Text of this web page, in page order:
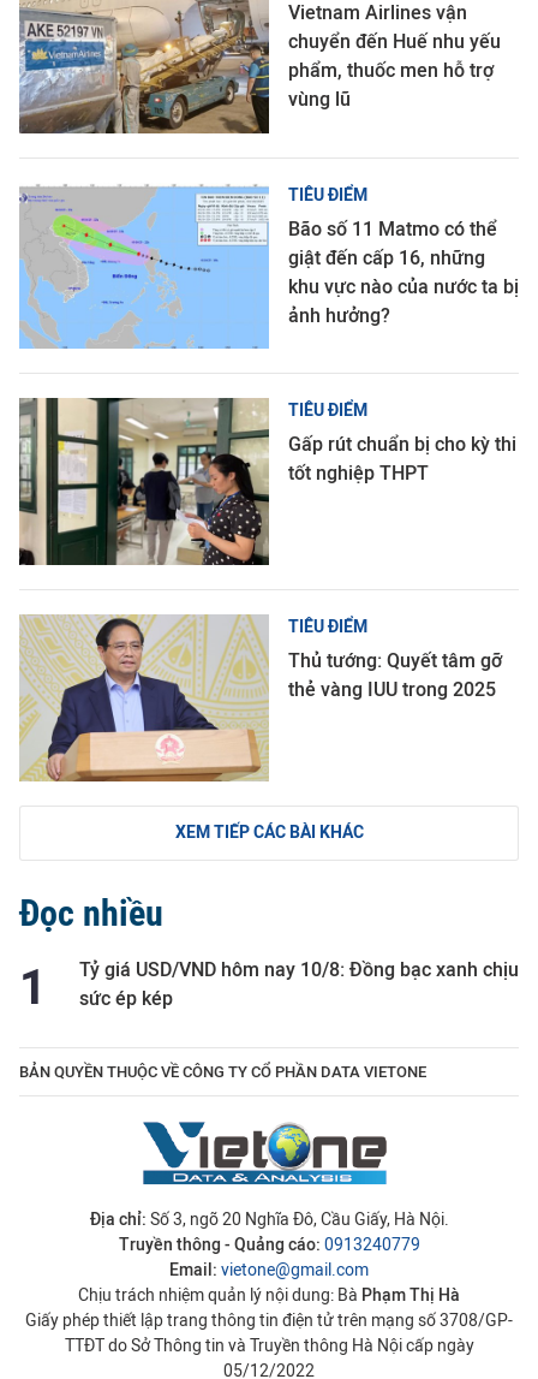
Vietnam Airlines vận
chuyển đến Huế nhu yếu
phẩm, thuốc men hỗ trợ
vùng lũ
TIÊU ĐIỂM
Bão số 11 Matmo có thể
giật đến cấp 16, những
khu vực nào của nước ta bị
ảnh hưởng?
TIÊU ĐIỂM
Gấp rút chuẩn bị cho kỳ thi
tốt nghiệp THPT
TIÊU ĐIỂM
Thủ tướng: Quyết tâm gỡ
thẻ vàng IUU trong 2025
XEM TIẾP CÁC BÀI KHÁC
Đọc nhiều
Tỷ giá USD/VND hôm nay 10/8: Đồng bạc xanh chịu
sức ép kép
BẢN QUYỀN THUỘC VỀ CÔNG TY CỔ PHẦN DATA VIETONE
Địa chỉ: Số 3, ngõ 20 Nghĩa Đô, Cầu Giấy, Hà Nội.
Truyền thông - Quảng cáo: 0913240779
Email: vietone@gmail.com
Chịu trách nhiệm quản lý nội dung: Bà Phạm Thị Hà
Giấy phép thiết lập trang thông tin điện tử trên mạng số 3708/GP-
TTĐT do Sở Thông tin và Truyền thông Hà Nội cấp ngày
05/12/2022